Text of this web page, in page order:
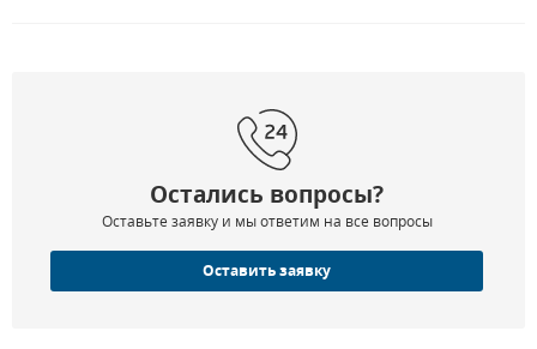
Остались вопросы?
Оставьте заявку и мы ответим на все вопросы
Оставить заявку